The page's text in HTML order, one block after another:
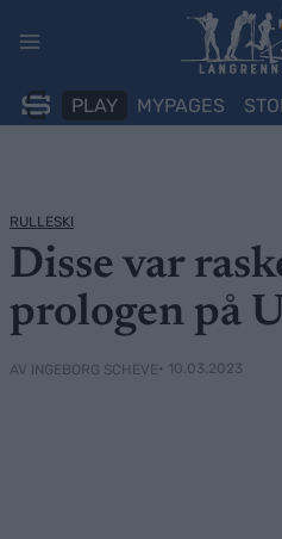
PLAY MYPAGES
RULLESKI
Disse var
prologen på
AV INGEBORG SCHEVE• 10.03.2023